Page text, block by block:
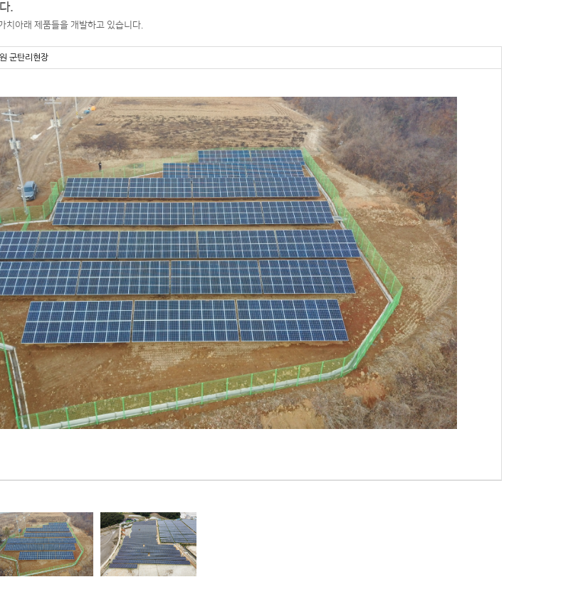
.
치아래 제품들을 개발하고 있습니다.
군탄리현장